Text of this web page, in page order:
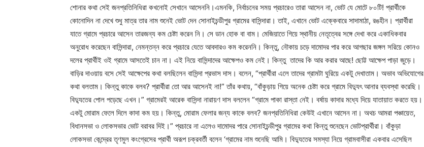
শোনার কথা সেই জনপ্রতিনিধিরা কখনোই সেখানে আসেননি।এমনকি, নির্বাচনের সময় প্রচারেও তারা আসেন না, ভোট যে মোটে ৮০টি! প্রার্থীকে
কোনোদিন না দেখে শুধু মাত্র তার নাম শুনেই ভোট দেন সোনাইচন্ডীপুর গ্রামের বাসিন্দারা। তাই, এখানে ভোট এক্কেবারে সাদামাঠা, রঙহীন। প্রার্থীরা
যাতে গ্রামে প্রচারে আসেন তারজন্য কম চেষ্টা করেন নি। সে ডান হোক বা বাম। মেজিয়াতে গিয়ে স্থানীয় নেতৃত্বের সঙ্গে দেখা করে একাধিকবার
অনুরোধ করেছেন বাসিন্দারা, নেমন্তন্ন করে প্রচারে যেতে আবদারও কম করেননি। কিন্তু, নৌকায় চড়ে দামোদর পার করে আগছার জঙ্গল সরিয়ে কোনও
দলের প্রার্থীই ওই গ্রামে আসতেই চান না। এই নিয়ে বাসিন্দাদের আক্ষেপও কম নেই। কিন্তু তাদের কি আর করার আছে! ছোট্ট আক্ষেপ পাড়া জুড়ে।
বাড়ির দাওয়ায় বসে সেই আক্ষেপের কথা বলছিলেন বাসিন্দা প্রভাস দাস। বলেন, “প্রার্থীরা এলে তাদের গ্রামটা ঘুরিয়ে একটু দেখাতাম। অভাব অভিযোগের
কথা বলতাম। কিন্তু কাকে বলব? প্রার্থীরা তো আর আসেনই না!” তাঁর কথায়, “বাঁকুড়ায় গিয়ে অনেক চেষ্টা করে গ্রামে বিদ্যুৎ আনার ব্যবস্থা করেছি।
বিদ্যুতের পোল পড়েছে এখন।” গ্রামেরই আরেক বাসিন্দা নারায়ণ দাস বললেন “গ্রামে পাকা রাস্তা নেই। বর্ষায় কাদার মধ্যে দিয়ে যাতায়াত করতে হয়।
একটু মোরাম ফেলে দিলে কাদা কম হয়। কিন্তু, মোরাম ফেলার জন্য কাকে বলব? জনপ্রতিনিধিরা কেউই এখানে আসেন না। অথচ আমরা পঞ্চায়েত,
বিধানসভা ও লোকসভার ভোট বরাবর দিই।” প্রচারে না এলেও দামোদর পারে সোনাইচন্ডীপুর গ্রামের কথা কিন্তু শুনেছেন ভোটপ্রার্থীরা। বাঁকুড়া
লোকসভা কেন্দ্রের তৃণমুল কংগ্রেসের প্রার্থী অরূপ চক্রবর্তী বলেন ‘গ্রামের নাম শুনেছি আমি। বিদ্যুতের সমস্যা নিয়ে গ্রামবাসীরা একবার এসেছিল